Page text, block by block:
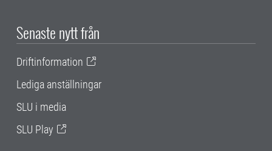
Senaste nytt från
Driftinformation
Lediga anställningar
SLU i media
SLU Play